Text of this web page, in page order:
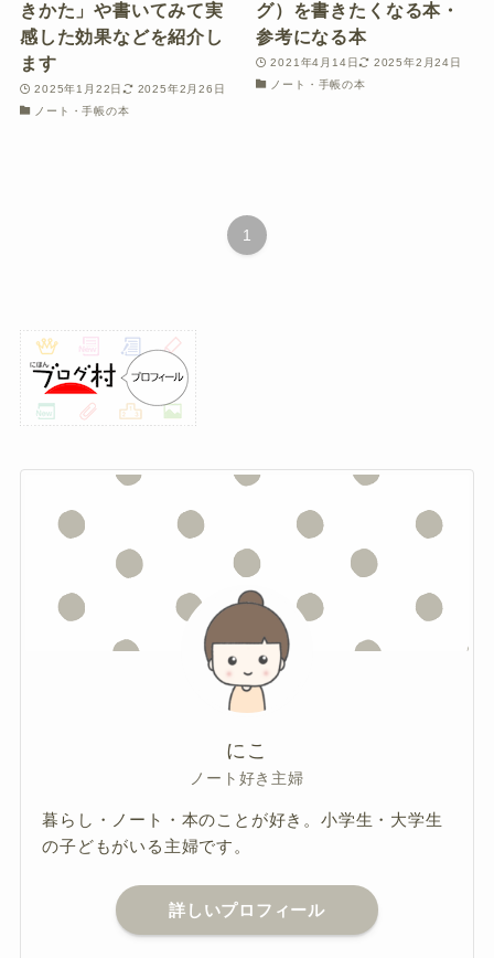
きかた」や書いてみて実
感した効果などを紹介し
ます
2025年1月22日
2025年2月26日
ノート・手帳の本
グ）を書きたくなる本・
参考になる本
2021年4月14日
2025年2月24日
ノート・手帳の本
1
にこ
ノート好き主婦
暮らし・ノート・本のことが好き。小学生・大学生
の子どもがいる主婦です。
詳しいプロフィール